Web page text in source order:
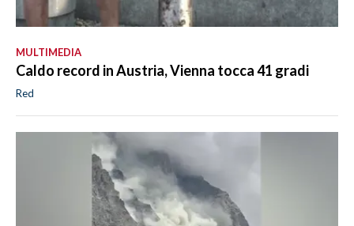
MULTIMEDIA
Caldo record in Austria, Vienna tocca 41 gradi
Red